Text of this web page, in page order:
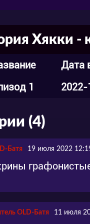
порядка
Однако,
И, несмотря на
в
История
совершенно
Хякки -
Дата
1
(4)
Батя 19 июля 2022
OLD-Батя 11 июля